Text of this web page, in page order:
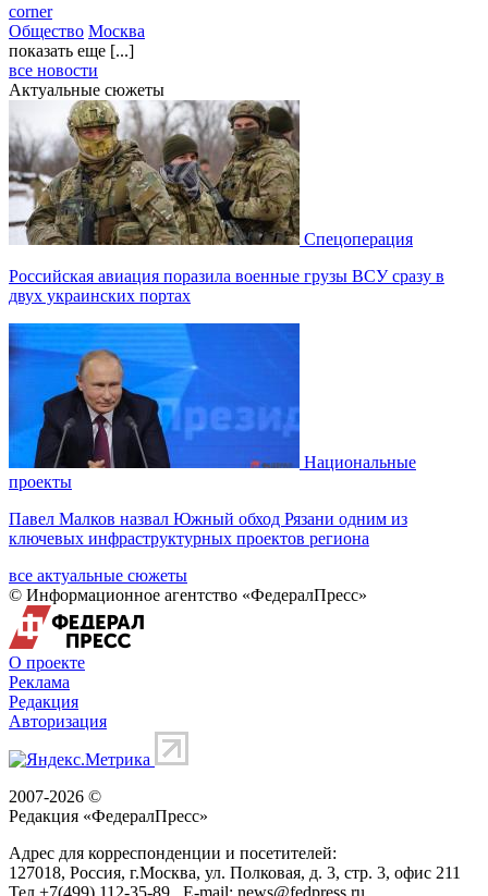
corner
Общество Москва
показать еще [...]
все новости
Актуальные сюжеты
Спецоперация
Российская авиация поразила военные грузы ВСУ сразу в
двух украинских портах
Национальные
проекты
Павел Малков назвал Южный обход Рязани одним из
ключевых инфраструктурных проектов региона
все актуальные сюжеты
© Информационное агентство «ФедералПресс»
О проекте
Реклама
Редакция
Авторизация
2007-2026 ©
Редакция «ФедералПресс»
Адрес для корреспонденции и посетителей:
127018, Россия, г.Москва, ул. Полковая, д. 3, стр. 3, офис 211
Тел.+7(499) 112-35-89 E-mail: news@fedpress.ru